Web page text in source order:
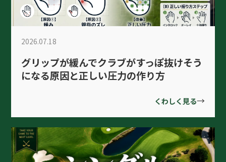
2026.07.18
グリップが緩んでクラブがすっぽ抜けそう
になる原因と正しい圧力の作り方
くわしく見る→